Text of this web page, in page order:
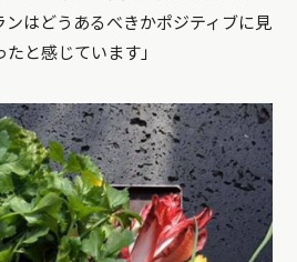
ンはどうあるべきかポジティブに見
と感じています」